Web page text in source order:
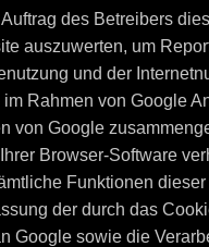
des Betreibers
auszuwerten, um
und der
Rahmen von Google
von Google
Browser-Software
Funktionen
der durch das
Google sowie die